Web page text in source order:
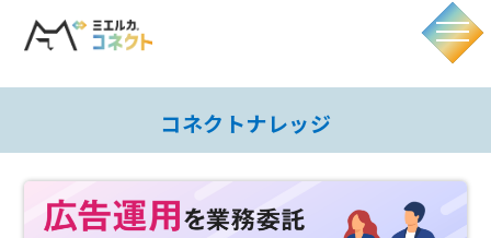
コネクトナレッジ